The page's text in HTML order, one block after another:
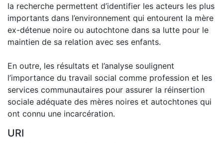
la recherche permettent d’identifier les acteurs les plus
importants dans l’environnement qui entourent la mère
ex-détenue noire ou autochtone dans sa lutte pour le
maintien de sa relation avec ses enfants.
En outre, les résultats et l’analyse soulignent
l’importance du travail social comme profession et les
services communautaires pour assurer la réinsertion
sociale adéquate des mères noires et autochtones qui
ont connu une incarcération.
URI